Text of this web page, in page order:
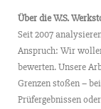
Über die W.S.
Seit 2007
Anspruch: Wir
bewerten. Unsere
Grenzen stoßen –
Prüfergebnissen